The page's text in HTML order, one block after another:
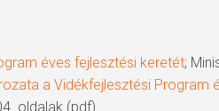
éves fejlesztési keretét;
a Vidékfejlesztési Program
oldalak (pdf)